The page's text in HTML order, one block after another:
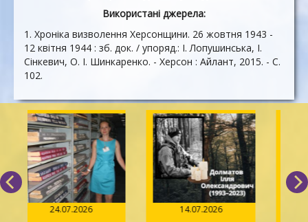
Використані джерела:
1. Хроніка визволення Херсонщини. 26 жовтня 1943 -
12 квітня 1944 : зб. док. / упоряд.: І. Лопушинська, І.
Сінкевич, О. І. Шинкаренко. - Херсон : Айлант, 2015. - С.
102.
24.07.2026
14.07.2026